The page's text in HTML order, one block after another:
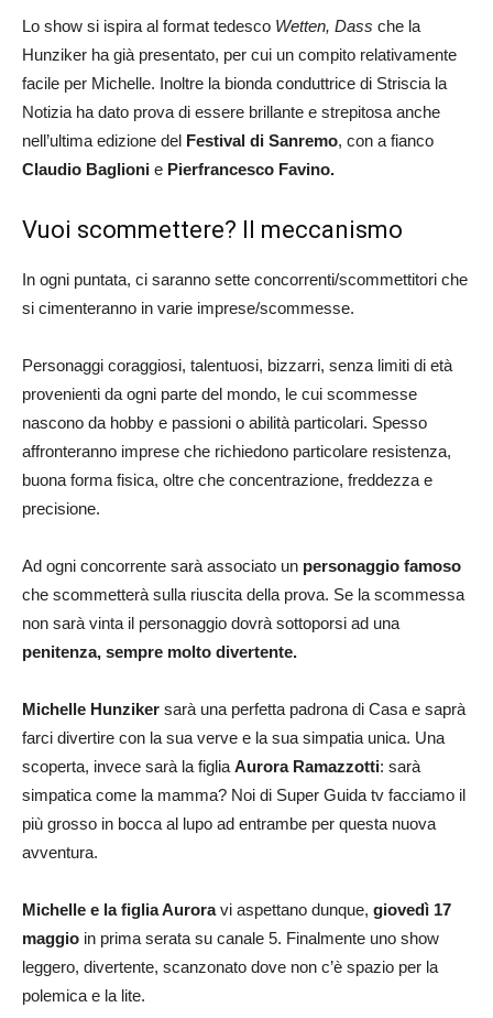
Lo show si ispira al format tedesco Wetten, Dass che la
Hunziker ha già presentato, per cui un compito relativamente
facile per Michelle. Inoltre la bionda conduttrice di Striscia la
Notizia ha dato prova di essere brillante e strepitosa anche
nell’ultima edizione del Festival di Sanremo, con a fianco
Claudio Baglioni e Pierfrancesco Favino.
Vuoi scommettere? Il meccanismo
In ogni puntata, ci saranno sette concorrenti/scommettitori che
si cimenteranno in varie imprese/scommesse.
Personaggi coraggiosi, talentuosi, bizzarri, senza limiti di età
provenienti da ogni parte del mondo, le cui scommesse
nascono da hobby e passioni o abilità particolari. Spesso
affronteranno imprese che richiedono particolare resistenza,
buona forma fisica, oltre che concentrazione, freddezza e
precisione.
Ad ogni concorrente sarà associato un personaggio famoso
che scommetterà sulla riuscita della prova. Se la scommessa
non sarà vinta il personaggio dovrà sottoporsi ad una
penitenza, sempre molto divertente.
Michelle Hunziker sarà una perfetta padrona di Casa e saprà
farci divertire con la sua verve e la sua simpatia unica. Una
scoperta, invece sarà la figliaAurora Ramazzotti: sarà
simpatica come la mamma? Noi di Super Guida tv facciamo il
più grosso in bocca al lupo ad entrambe per questa nuova
avventura.
Michelle e la figlia Auroravi aspettano dunque, giovedì 17
maggio in prima serata su canale 5. Finalmente uno show
leggero, divertente, scanzonato dove non c’è spazio per la
polemica e la lite.